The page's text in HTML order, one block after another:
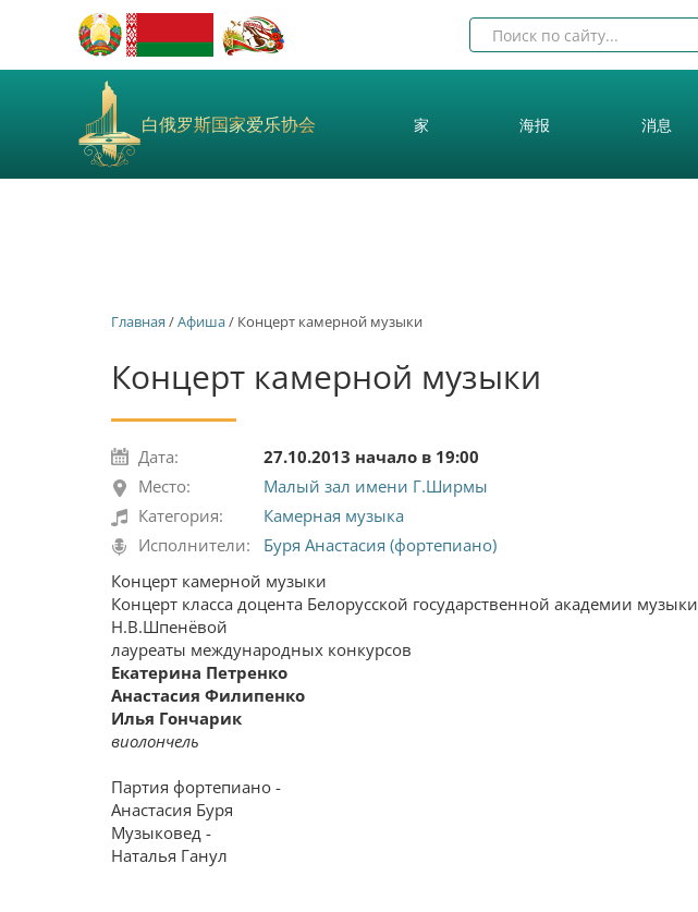
白俄罗斯国家爱乐协会 家 海报 消息
Главная /Афиша/ Концерт камерной музыки
Концерт камерной музыки
Дата:
27.10.2013 начало в 19:00
Место:
Малый зал имени Г.Ширмы
Категория:
Камерная музыка
Исполнители:
Буря Анастасия (фортепиано)
Концерт камерной музыки
Концерт класса доцента Белорусской государственной академии музыки
Н.В.Шпенёвой
лауреаты международных конкурсов
Екатерина Петренко
Анастасия Филипенко
Илья Гончарик
виолончель
Партия фортепиано -
Анастасия Буря
Музыковед -
Наталья Ганул